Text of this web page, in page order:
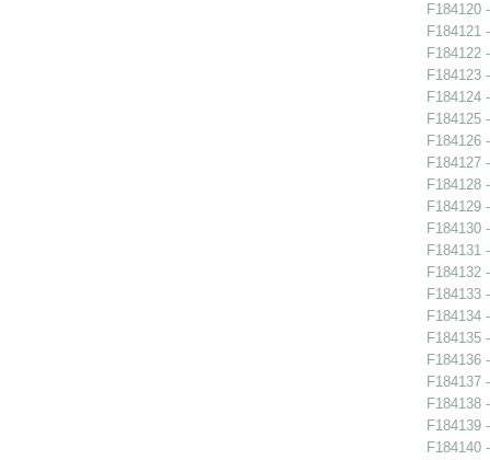
F184120
F184121
F184122
F184123
F184124
F184125
F184126
F184127
F184128
F184129
F184130
F184131
F184132
F184133
F184134
F184135
F184136
F184137
F184138
F184139
F184140